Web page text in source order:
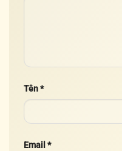
Tên*
Email *